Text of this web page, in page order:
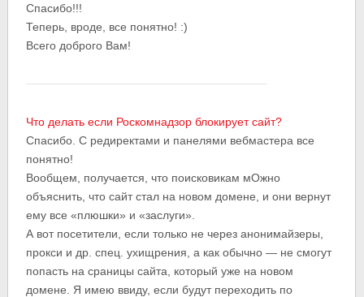
Спасибо!!!
Теперь, вроде, все понятно! :)
Всего доброго Вам!
Что делать если Роскомнадзор блокирует сайт?
Спасибо. С редиректами и панелями вебмастера все
понятно!
Вообщем, получается, что поисковикам мОжно
объяснить, что сайт стал на новом домене, и они вернут
ему все «плюшки» и «заслуги».
А вот посетители, если только не через анонимайзеры,
прокси и др. спец. ухищрения, а как обычно — не смогут
попасть на сраницы сайта, который уже на новом
домене. Я имею ввиду, если будут переходить по